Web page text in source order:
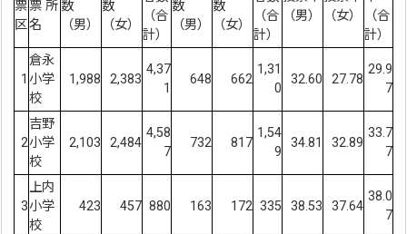
票
区
票 所
名
数
（男）
数
（女）
（合
計）
数
（男）
数
（女）
（合
計）
（男）
（女）
（合
計）
1
倉永
小学
校
1,988 2,383
4,37
1
648 662
1,31
0
32.60 27.78
29.9
7
2
吉野
小学
校
2,103 2,484
4,58
7
732 817
1,54
9
34.81 32.89
33.7
7
3
上内
小学
校
423 457 880 163 172 335 38.53 37.64
38.0
7